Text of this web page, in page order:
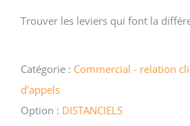
Trouver les leviers qui font la
Catégorie : Commercial - relation
d'appels
Option : DISTANCIELS